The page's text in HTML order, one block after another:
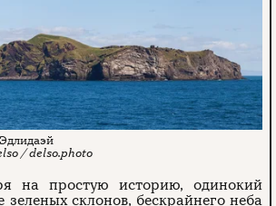
/ delso.photo
на простую историю, одинокий
склонов, бескрайнего неба